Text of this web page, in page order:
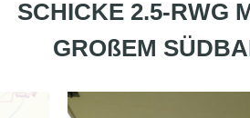
SCHICKE 2.5-RWG
GROßEM